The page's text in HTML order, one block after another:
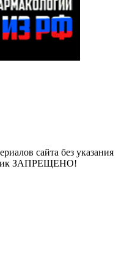
сайта без указания
ЗАПРЕЩЕНО!